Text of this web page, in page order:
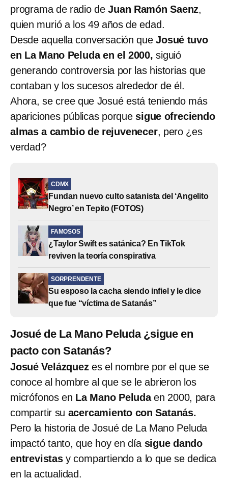
programa de radio deJuan Ramón Saenz,
quien murió a los 49 años de edad.
Desde aquella conversación queJosué tuvo
en La Mano Peluda en el 2000, siguió
generando controversia por las historias que
contaban y los sucesos alrededor de él.
Ahora, se cree que Josué está teniendo más
apariciones públicas porque sigue ofreciendo
almas a cambio de rejuvenecer, pero ¿es
verdad?
CDMX
Fundan nuevo culto satanista del ‘Angelito
Negro’ en Tepito (FOTOS)
FAMOSOS
¿Taylor Swift es satánica? En TikTok
reviven la teoría conspirativa
SORPRENDENTE
Su esposo la cacha siendo infiel y le dice
que fue “víctima de Satanás”
Josué de La Mano Peluda ¿sigue en
pacto con Satanás?
Josué Velázquez es el nombre por el que se
conoce al hombre al que se le abrieron los
micrófonos en La Mano Peludaen 2000, para
compartir su acercamiento con Satanás.
Pero la historia de Josué de La Mano Peluda
impactó tanto, que hoy en día sigue dando
entrevistasy compartiendo a lo que se dedica
en la actualidad.